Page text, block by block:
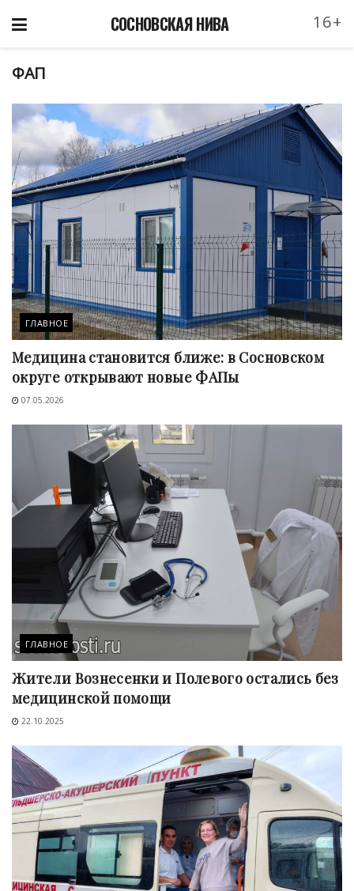
СОСНОВСКАЯ НИВА 16+
ФАП
ГЛАВНОЕ
Медицина становится ближе: в Сосновском
округе открывают новые ФАПы
07.05.2026
ГЛАВНОЕ
Жители Вознесенки и Полевого остались без
медицинской помощи
22.10.2025